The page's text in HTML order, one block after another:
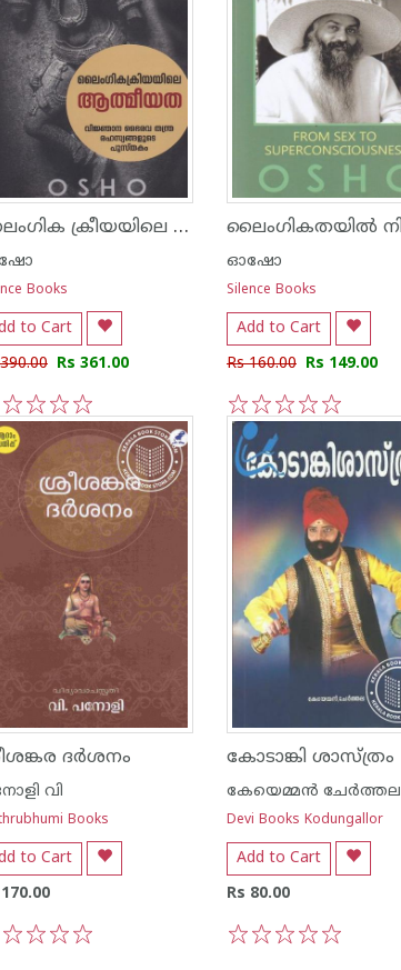
ലൈംഗിക ക്രീയയിലെ ആത്മീയത
Books
to Cart
Rs 361.00
5
4
3
2
ഓഷോ
Silence Books
Add to Cart
Rs 160.00 Rs 149.00
5
4
3
2
1
ദര്‍ശനം
വി
Books
to Cart
കോടാങ്കി ശാസ്ത്രം
കേയെമ്മന്‍ ചേര്‍ത്തല
Devi Books Kodungallor
Add to Cart
Rs 80.00